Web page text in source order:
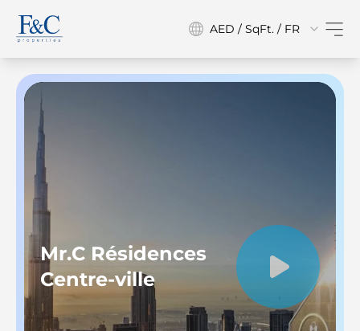
AED / SqFt. / FR
Mr.C Résidences
Centre-ville